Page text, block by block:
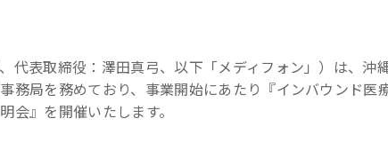
代表取締役：澤田真弓、以下「メディフォン」）は、沖
務局を務めており、事業開始にあたり『インバウンド医
会』を開催いたします。